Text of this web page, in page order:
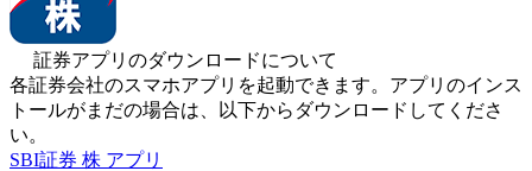
証券アプリのダウンロードについて
各証券会社のスマホアプリを起動できます。アプリのインス
トールがまだの場合は、以下からダウンロードしてくださ
い。
SBI証券 株 アプリ